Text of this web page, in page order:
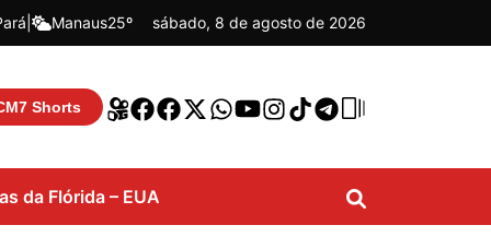
Manaus25º sábado, 8 de agosto de 2026
Shorts
da Flórida – EUA